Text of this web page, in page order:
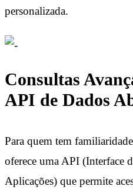
personalizada.
Consultas
API de Dados
Para quem tem
oferece uma API (Interface
Aplicações) que permite